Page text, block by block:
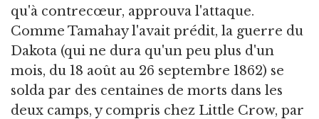
qu'à contrecœur, approuva l'attaque.
Comme Tamahay l'avait prédit, la guerre du
Dakota (qui ne dura qu'un peu plus d'un
mois, du 18 août au 26 septembre 1862) se
solda par des centaines de morts dans les
deux camps, y compris chez Little Crow, par